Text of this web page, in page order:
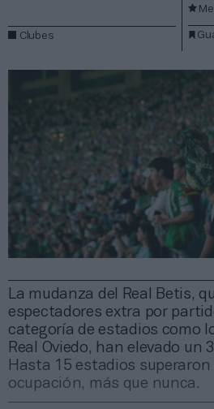
La mudanza del Real Betis,
espectadores extra por
categoría de estadios como
Real Oviedo, han elevado un
Hasta 15 estadios superaron
ocupación, más que nunca.
Clubes